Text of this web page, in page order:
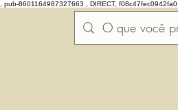
pub-8601164987327663 , DIRECT, f08c47fec0942fa0